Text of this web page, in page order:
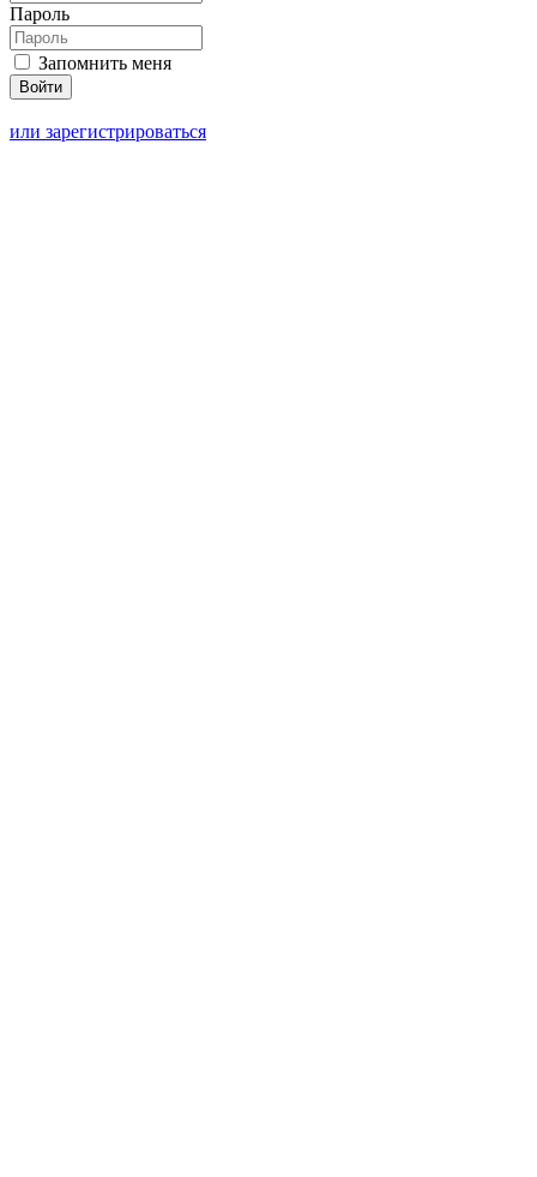
Пароль
Запомнить меня
или зарегистрироваться